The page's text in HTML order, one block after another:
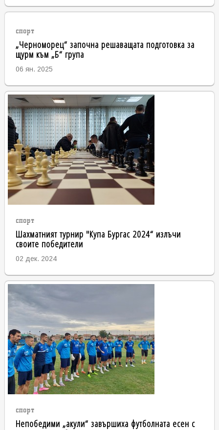
спорт
„Черноморец“ започна решаващата подготовка за
щурм към „Б“ група
06 ян. 2025
спорт
Шахматният турнир "Купа Бургас 2024“ излъчи
своите победители
02 дек. 2024
спорт
Непобедими „акули“ завършиха футболната есен с